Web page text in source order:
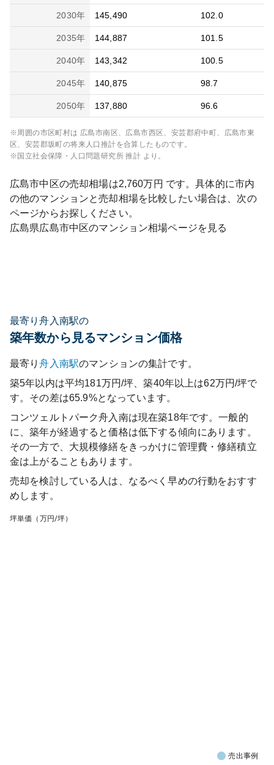
2030年 145,490 102.0
2035年 144,887 101.5
2040年 143,342 100.5
2045年 140,875 98.7
2050年 137,880 96.6
※周囲の市区町村は 広島市南区、広島市西区、安芸郡府中町、広島市東
区、安芸郡坂町の将来人口推計を合算したものです。
※国立社会保障・人口問題研究所 推計 より。
広島市中区の売却相場は2,760万円 です。具体的に市内
の他のマンションと売却相場を比較したい場合は、次の
ページからお探しください。
広島県広島市中区のマンション相場ページを見る
最寄り舟入南駅の
築年数から見るマンション価格
最寄り舟入南駅のマンションの集計です。
築5年以内は平均181万円/坪、築40年以上は62万円/坪で
す。その差は65.9%となっています。
コンツェルトパーク舟入南は現在築18年です。一般的
に、築年が経過すると価格は低下する傾向にあります。
その一方で、大規模修繕をきっかけに管理費・修繕積立
金は上がることもあります。
売却を検討している人は、なるべく早めの行動をおすす
めします。
坪単価（万円/坪）
売出事例